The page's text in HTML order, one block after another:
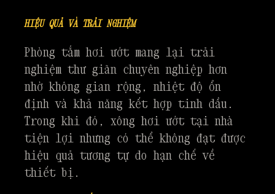
HIỆU QUẢ VÀ TRẢI NGHIỆM
Phòng tắm hơi ướt mang lại trải
nghiệm thư giãn chuyên nghiệp hơn
nhờ không gian rộng, nhiệt độ ổn
định và khả năng kết hợp tinh dầu.
Trong khi đó, xông hơi ướt tại nhà
tiện lợi nhưng có thể không đạt được
hiệu quả tương tự do hạn chế về
thiết bị.